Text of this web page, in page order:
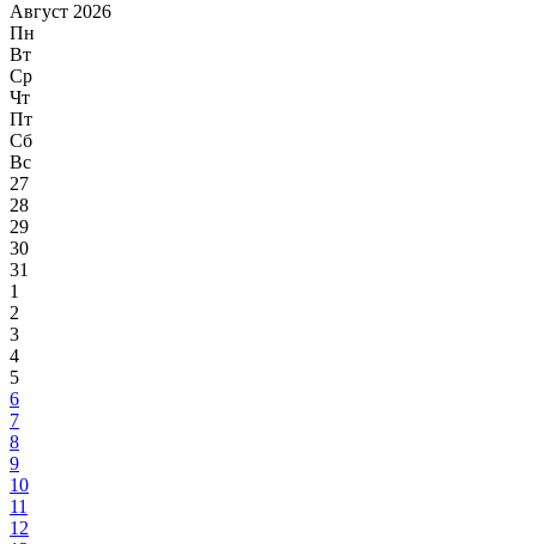
Август 2026
Пн
Вт
Ср
Чт
Пт
Сб
Вс
27
28
29
30
31
1
2
3
4
5
6
7
8
9
10
11
12